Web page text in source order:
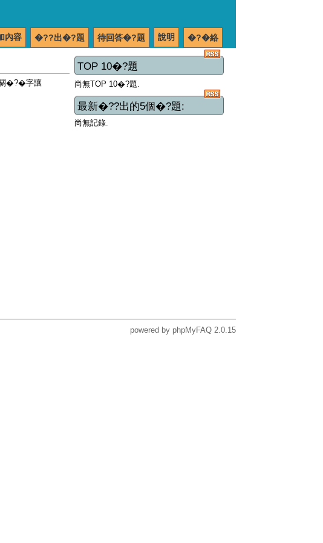
�?�絡
說明
待回答�?題
�??出�?題
內容
TOP 10�?題
尚無TOP 10�?題.
最新�??出的5個�?題:
尚無記錄.
�?�字讓
powered by phpMyFAQ 2.0.15